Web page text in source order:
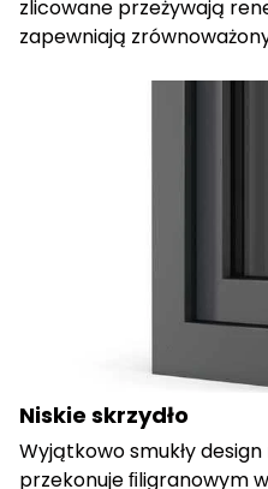
zlicowane przeżywają
zapewniają
Niskie skrzydło
Wyjątkowo smukły design
przekonuje ﬁligranowym